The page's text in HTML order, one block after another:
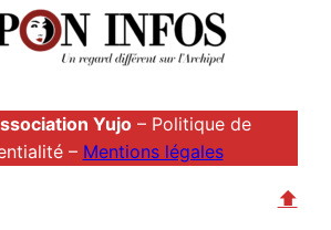
Yujo – Politique de
– Mentions légales
⬆︎